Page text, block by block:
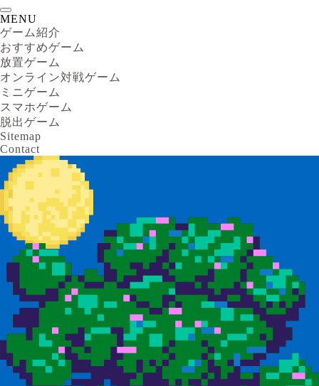
MENU
ゲーム紹介
おすすめゲーム
放置ゲーム
オンライン対戦ゲーム
ミニゲーム
スマホゲーム
脱出ゲーム
Sitemap
Contact